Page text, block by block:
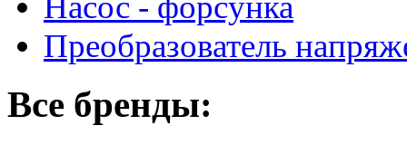
Преобразователь
Все бренды: